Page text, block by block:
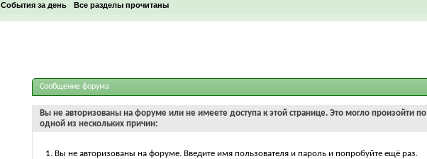
События за день Все разделы прочитаны
Сообщение форума
Вы не авторизованы на форуме или не имеете доступа к этой странице. Это могло произойти по
одной из нескольких причин:
Вы не авторизованы на форуме. Введите имя пользователя и пароль и попробуйте ещё раз.